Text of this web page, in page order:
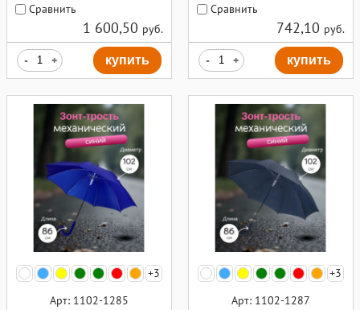
Сравнить
1 600,50 руб.
- + купить
Сравнить
742,10 руб.
- + купить
+3
Арт: 1102-1285
+3
Арт: 1102-1287